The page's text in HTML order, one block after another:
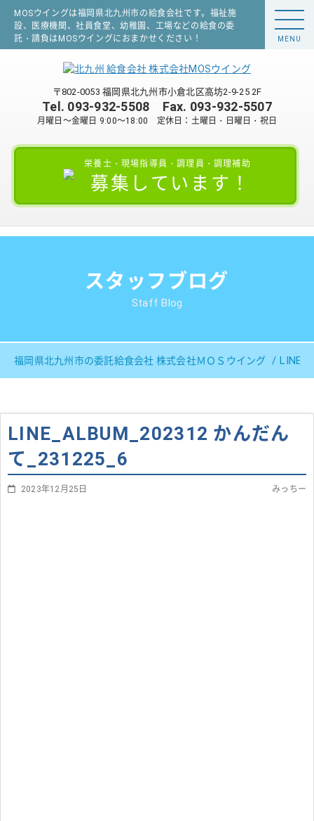
MOSウイングは福岡県北九州市の給食会社です。福祉施
設、医療機関、社員食堂、幼稚園、工場などの給食の委
託・請負はMOSウイングにおまかせください！
〒802-0053 福岡県北九州市小倉北区高坊2-9-25 2F
Tel. 093-932-5508 Fax. 093-932-5507
月曜日～金曜日 9:00～18:00 定休日：土曜日・日曜日・祝日
栄養士・現場指導員・調理員・調理補助
募集しています！
MENU
スタッフブログ
Staff Blog
福岡県北九州市の委託給食会社 株式会社ＭＯＳウイング
LINE_ALBUM_202312 かんだん
て_231225_6
2023年12月25日 みっちー